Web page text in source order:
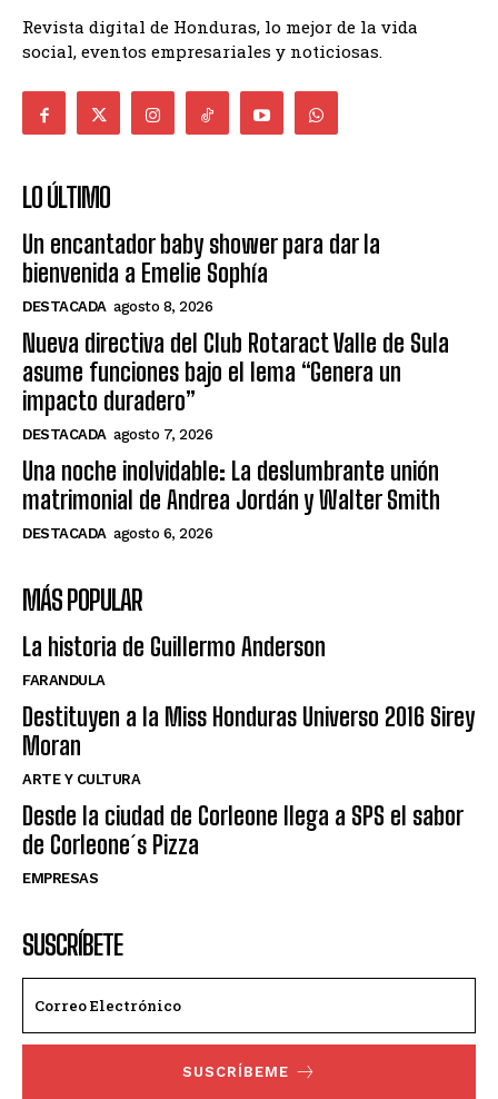
Revista digital de Honduras, lo mejor de la vida
social, eventos empresariales y noticiosas.
LO ÚLTIMO
Un encantador baby shower para dar la
bienvenida a Emelie Sophía
DESTACADA agosto 8, 2026
Nueva directiva del Club Rotaract Valle de Sula
asume funciones bajo el lema “Genera un
impacto duradero”
DESTACADA agosto 7, 2026
Una noche inolvidable: La deslumbrante unión
matrimonial de Andrea Jordán y Walter Smith
DESTACADA agosto 6, 2026
MÁS POPULAR
La historia de Guillermo Anderson
FARANDULA
Destituyen a la Miss Honduras Universo 2016 Sirey
Moran
ARTE Y CULTURA
Desde la ciudad de Corleone llega a SPS el sabor
de Corleone´s Pizza
EMPRESAS
SUSCRÍBETE
SUSCRÍBEME